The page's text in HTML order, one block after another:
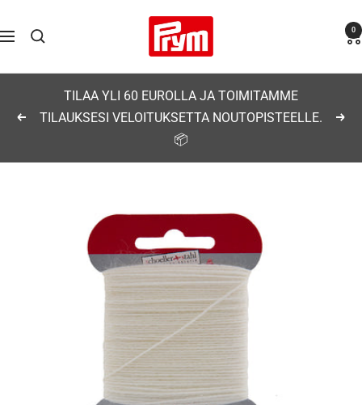
sisältöön
Navigaatio
Prym 0
Edellinen
TILAA YLI 60 EUROLLA JA TOIMITAMME
TILAUKSESI VELOITUKSETTA NOUTOPISTEELLE.
📦